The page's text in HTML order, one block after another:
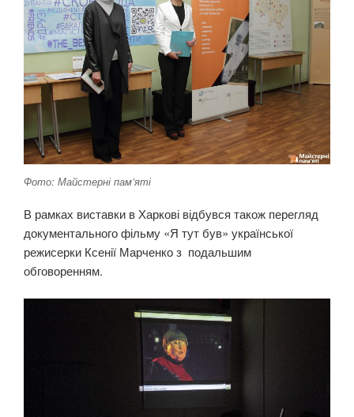
Фото: Майстерні пам’яті
В рамках виставки в Харкові відбувся також перегляд
документального фільму «Я тут був» української
режисерки Ксенії Марченко з подальшим
обговоренням.